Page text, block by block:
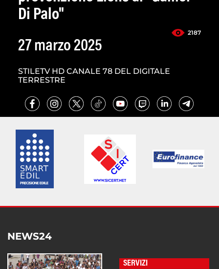
Di Palo"
2187
27 marzo 2025
STILETV HD CANALE 78 DEL DIGITALE
TERRESTRE
NEWS24
SERVIZI